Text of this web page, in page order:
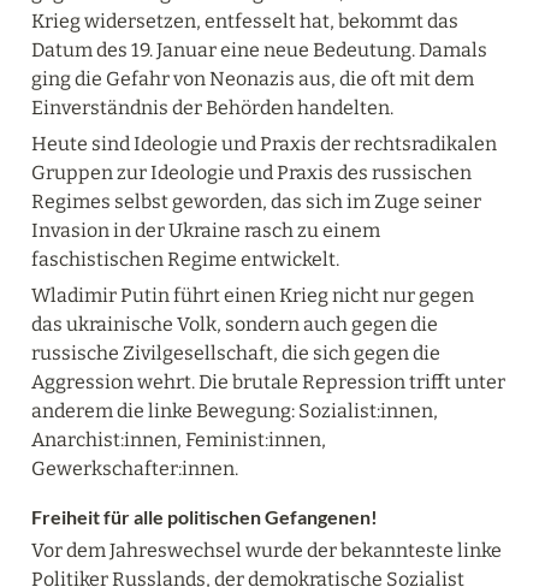
Krieg widersetzen, entfesselt hat, bekommt das
Datum des 19. Januar eine neue Bedeutung. Damals
ging die Gefahr von Neonazis aus, die oft mit dem
Einverständnis der Behörden handelten.
Heute sind Ideologie und Praxis der rechtsradikalen
Gruppen zur Ideologie und Praxis des russischen
Regimes selbst geworden, das sich im Zuge seiner
Invasion in der Ukraine rasch zu einem
faschistischen Regime entwickelt.
Wladimir Putin führt einen Krieg nicht nur gegen
das ukrainische Volk, sondern auch gegen die
russische Zivilgesellschaft, die sich gegen die
Aggression wehrt. Die brutale Repression trifft unter
anderem die linke Bewegung: Sozialist:innen,
Anarchist:innen, Feminist:innen,
Gewerkschafter:innen.
Freiheit für alle politischen Gefangenen!
Vor dem Jahreswechsel wurde der bekannteste linke
Politiker Russlands, der demokratische Sozialist